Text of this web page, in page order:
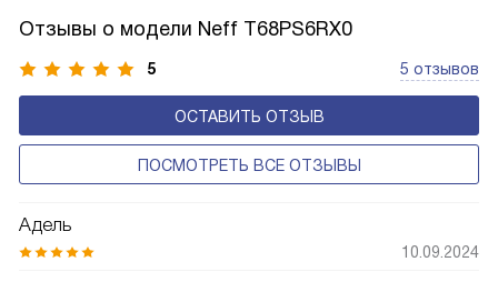
Отзывы о модели Neff T68PS6RX0
5 5 отзывов
ОСТАВИТЬ ОТЗЫВ
ПОСМОТРЕТЬ ВСЕ ОТЗЫВЫ
Адель
10.09.2024